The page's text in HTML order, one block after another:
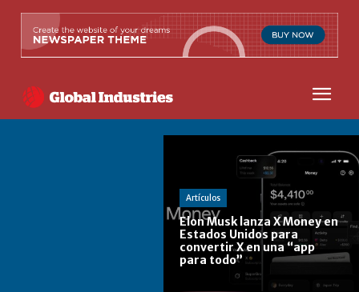
Artículos
Elon Musk lanza X Money en
Estados Unidos para
convertir X en una “app
para todo”